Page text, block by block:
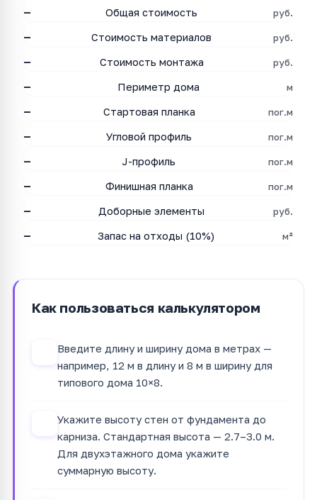
— Общая стоимость руб.
— Стоимость материалов руб.
— Стоимость монтажа руб.
— Периметр дома м
— Стартовая планка пог.м
— Угловой профиль пог.м
— J-профиль пог.м
— Финишная планка пог.м
— Доборные элементы руб.
— Запас на отходы (10%) м²
Как пользоваться калькулятором
Введите длину и ширину дома в метрах —
например, 12 м в длину и 8 м в ширину для
типового дома 10×8.
Укажите высоту стен от фундамента до
карниза. Стандартная высота — 2.7–3.0 м.
Для двухэтажного дома укажите
суммарную высоту.